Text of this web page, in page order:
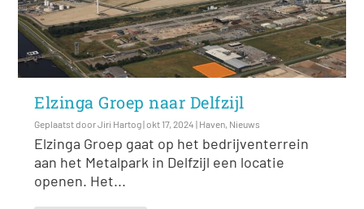
Elzinga Groep naar Delfzijl
Geplaatst doorJiri Hartog|okt 17, 2024 | Haven Nieuws
Elzinga Groep gaat op het bedrijventerrein
aan het Metalpark in Delfzijl een locatie
openen. Het...